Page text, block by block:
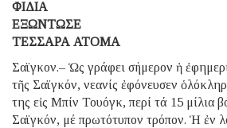
ΦΙΔΙΑ
ΕΞΩΝΤΩΣΕ
ΤΕΣΣΑΡΑ ΑΤΟΜΑ
Σαϊγκον.– Ὡς γράφει σήμερον ἡ
τῆς Σαϊγκόν, νεανίς ἐφόνευσεν
της εἰς Μπίν Τουόγκ, περί τά 15 μίλια
Σαϊγκόν, μέ πρωτότυπον τρόπον. Ἡ ἐν